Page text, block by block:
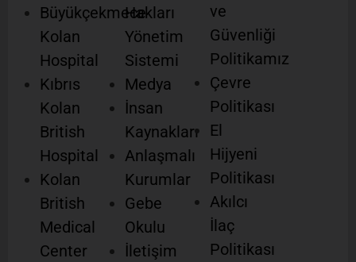
Büyükçekmece
Kolan
Hospital
Kıbrıs
Kolan
British
Hospital
Kolan
British
Medical
Center
Hakları
Yönetim
Sistemi
Medya
İnsan
Kaynakları
Anlaşmalı
Kurumlar
Gebe
Okulu
İletişim
ve
Güvenliği
Politikamız
Çevre
Politikası
El
Hijyeni
Politikası
Akılcı
İlaç
Politikası